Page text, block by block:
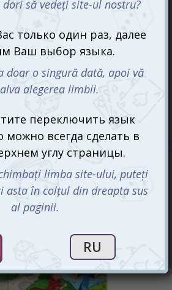
and Gatherers) (рум.)
499 mdl